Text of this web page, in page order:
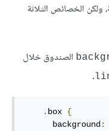
ولكن الخصائص الثلاثة
الصندوق خلال
.
. box {
background :